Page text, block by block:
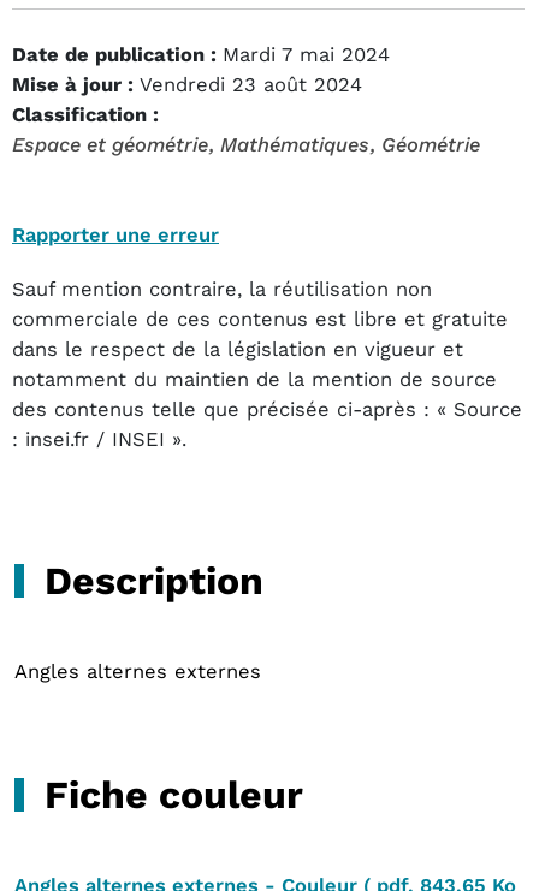
Date de publication : Mardi 7 mai 2024
Mise à jour : Vendredi 23 août 2024
Classification :
Espace et géométrie, Mathématiques, Géométrie
Rapporter une erreur
Sauf mention contraire, la réutilisation non
commerciale de ces contenus est libre et gratuite
dans le respect de la législation en vigueur et
notamment du maintien de la mention de source
des contenus telle que précisée ci-après : « Source
: insei.fr / INSEI ».
Description
Angles alternes externes
Fiche couleur
Angles alternes externes - Couleur ( pdf, 843.65 Ko